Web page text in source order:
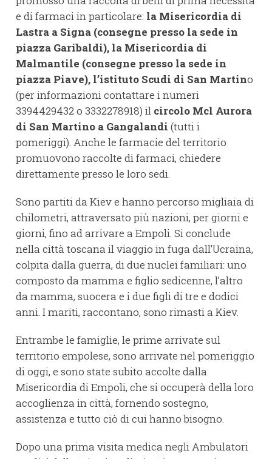
e di farmaci in particolare: la Misericordia di
Lastra a Signa (consegne presso la sede in
piazza Garibaldi), la Misericordia di
Malmantile (consegne presso la sede in
piazza Piave), l’istituto Scudi di San Martino
(per informazioni contattare i numeri
3394429432 o 3332278918) il circolo Mcl Aurora
di San Martino a Gangalandi (tutti i
pomeriggi). Anche le farmacie del territorio
promuovono raccolte di farmaci, chiedere
direttamente presso le loro sedi.
Sono partiti da Kiev e hanno percorso migliaia di
chilometri, attraversato più nazioni, per giorni e
giorni, fino ad arrivare a Empoli. Si conclude
nella città toscana il viaggio in fuga dall’Ucraina,
colpita dalla guerra, di due nuclei familiari: uno
composto da mamma e figlio sedicenne, l’altro
da mamma, suocera e i due figli di tre e dodici
anni. I mariti, raccontano, sono rimasti a Kiev.
Entrambe le famiglie, le prime arrivate sul
territorio empolese, sono arrivate nel pomeriggio
di oggi, e sono state subito accolte dalla
Misericordia di Empoli, che si occuperà della loro
accoglienza in città, fornendo sostegno,
assistenza e tutto ciò di cui hanno bisogno.
Dopo una prima visita medica negli Ambulatori